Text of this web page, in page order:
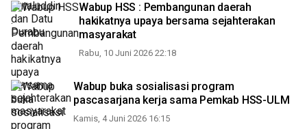
Wabup HSS : Pembangunan daerah
hakikatnya upaya bersama sejahterakan
masyarakat
Rabu, 10 Juni 2026 22:18
Wabup buka sosialisasi program
pascasarjana kerja sama Pemkab HSS-ULM
Kamis, 4 Juni 2026 16:15